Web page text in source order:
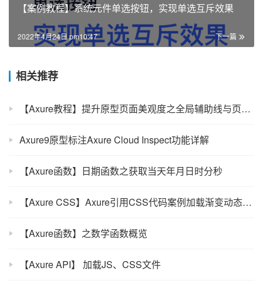
【案例教程】系统元件单选按钮，实现单选互斥效果
下一篇
2022年4月24日 pm10:47
相关推荐
【Axure教程】提升原型页面美观度之全局辅助线与页面辅助线详解
Axure9原型标注Axure Cloud Inspect功能详解
【Axure函数】日期函数之获取当天年月日时分秒
【Axure CSS】Axure引用CSS代码案例加载渐变动态背景（案例下载）
【Axure函数】之数学函数概览
【Axure API】 加载JS、CSS文件